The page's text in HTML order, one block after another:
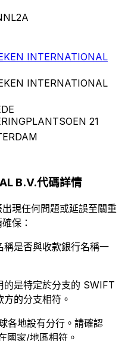
INTERNATIONAL
INTERNATIONAL
21
B.V.代碼詳情
現任何問題或延誤至關重
保：
稱是否與收款銀行名稱一
的是特定於分支的 SWIFT
的分支相符。
各地設有分行。請確認
國家/地區相符。